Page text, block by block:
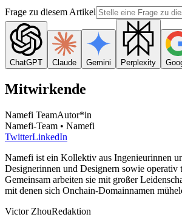
Frage zu diesem Artikel
ChatGPT Claude Gemini Perplexity
Mitwirkende
Namefi TeamAutor*in
Namefi-Team • Namefi
TwitterLinkedIn
Namefi ist ein Kollektiv aus Ingenieurinnen
Designerinnen und Designern sowie operativ
Gemeinsam arbeiten sie mit großer
mit denen sich Onchain-Domainnamen
Victor ZhouRedaktion